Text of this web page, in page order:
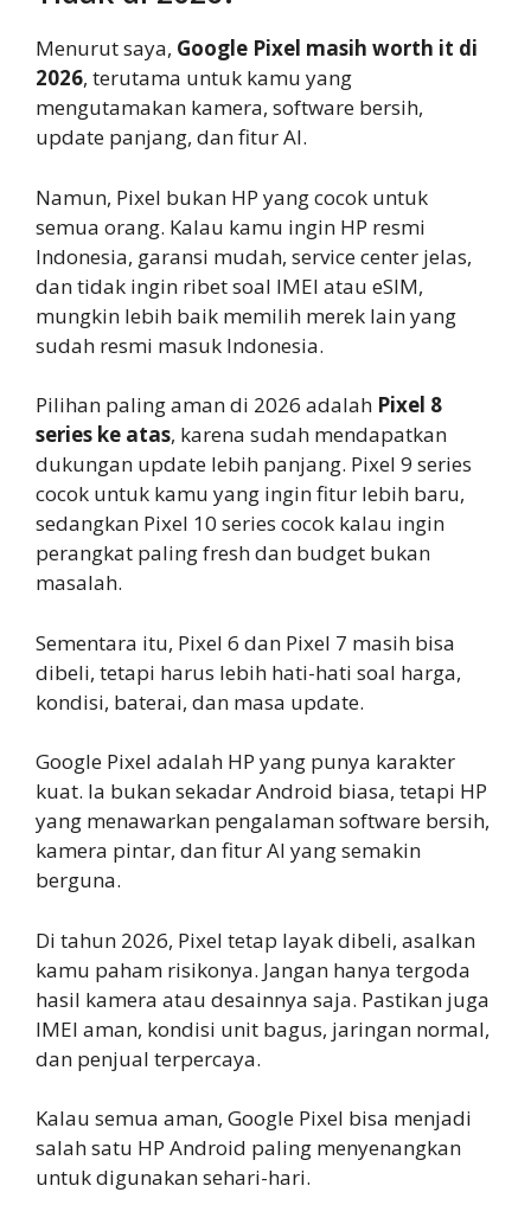
Menurut saya, Google Pixel masih worth it di
2026, terutama untuk kamu yang
mengutamakan kamera, software bersih,
update panjang, dan fitur AI.
Namun, Pixel bukan HP yang cocok untuk
semua orang. Kalau kamu ingin HP resmi
Indonesia, garansi mudah, service center jelas,
dan tidak ingin ribet soal IMEI atau eSIM,
mungkin lebih baik memilih merek lain yang
sudah resmi masuk Indonesia.
Pilihan paling aman di 2026 adalah Pixel 8
series ke atas, karena sudah mendapatkan
dukungan update lebih panjang. Pixel 9 series
cocok untuk kamu yang ingin fitur lebih baru,
sedangkan Pixel 10 series cocok kalau ingin
perangkat paling fresh dan budget bukan
masalah.
Sementara itu, Pixel 6 dan Pixel 7 masih bisa
dibeli, tetapi harus lebih hati-hati soal harga,
kondisi, baterai, dan masa update.
Google Pixel adalah HP yang punya karakter
kuat. Ia bukan sekadar Android biasa, tetapi HP
yang menawarkan pengalaman software bersih,
kamera pintar, dan fitur AI yang semakin
berguna.
Di tahun 2026, Pixel tetap layak dibeli, asalkan
kamu paham risikonya. Jangan hanya tergoda
hasil kamera atau desainnya saja. Pastikan juga
IMEI aman, kondisi unit bagus, jaringan normal,
dan penjual terpercaya.
Kalau semua aman, Google Pixel bisa menjadi
salah satu HP Android paling menyenangkan
untuk digunakan sehari-hari.